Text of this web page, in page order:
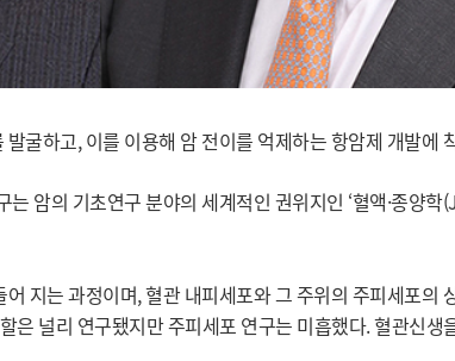
굴하고, 이를 이용해 암 전이를 억제하는 항암제 개발에
암의 기초연구 분야의 세계적인 권위지인 ‘혈액·종양
지는 과정이며, 혈관 내피세포와 그 주위의 주피세포의
은 널리 연구됐지만 주피세포 연구는 미흡했다. 혈관신생